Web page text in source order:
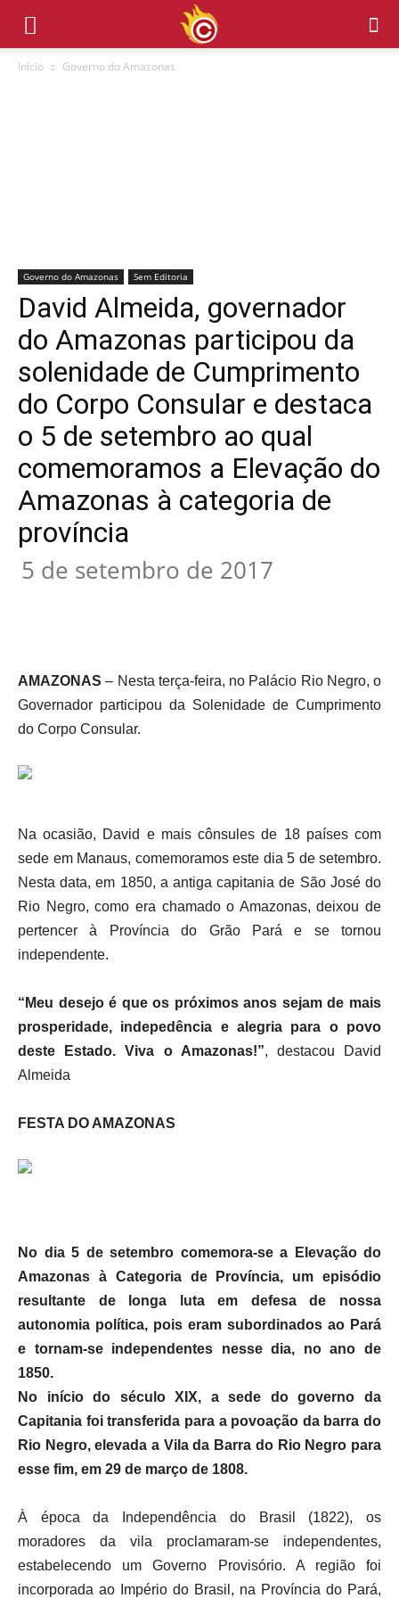
Início Governo do Amazonas
Governo do Amazonas Sem Editoria
David Almeida, governador
do Amazonas participou da
solenidade de Cumprimento
do Corpo Consular e destaca
o 5 de setembro ao qual
comemoramos a Elevação do
Amazonas à categoria de
província
5 de setembro de 2017
AMAZONAS – Nesta terça-feira, no Palácio Rio Negro, o
Governador participou da Solenidade de Cumprimento
do Corpo Consular.
Na ocasião, David e mais cônsules de 18 países com
sede em Manaus, comemoramos este dia 5 de setembro.
Nesta data, em 1850, a antiga capitania de São José do
Rio Negro, como era chamado o Amazonas, deixou de
pertencer à Província do Grão Pará e se tornou
independente.
“Meu desejo é que os próximos anos sejam de mais
prosperidade, indepedência e alegria para o povo
deste Estado. Viva o Amazonas!”, destacou David
Almeida
FESTA DO AMAZONAS
No dia 5 de setembro comemora-se a Elevação do
Amazonas à Categoria de Província, um episódio
resultante de longa luta em defesa de nossa
autonomia política, pois eram subordinados ao Pará
e tornam-se independentes nesse dia, no ano de
1850.
No início do século XIX, a sede do governo da
Capitania foi transferida para a povoação da barra do
Rio Negro, elevada a Vila da Barra do Rio Negro para
esse fim, em 29 de março de 1808.
À época da Independência do Brasil (1822), os
moradores da vila proclamaram-se independentes,
estabelecendo um Governo Provisório. A região foi
incorporada ao Império do Brasil, na Província do Pará,